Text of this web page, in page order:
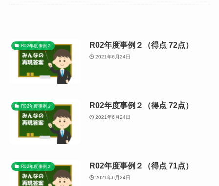
R02年度事例２ R02年度事例２（得点 72点）
2021年6月24日
R02年度事例２ R02年度事例２（得点 72点）
2021年6月24日
R02年度事例２ R02年度事例２（得点 71点）
2021年6月24日